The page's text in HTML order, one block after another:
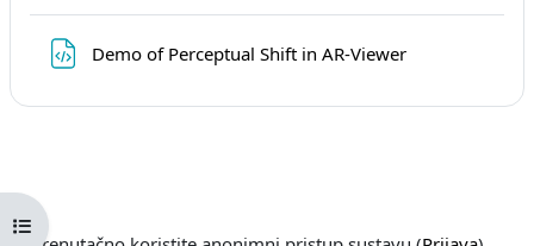
Prikaži navigaciju
Demo of Perceptual Shift in AR-Viewer